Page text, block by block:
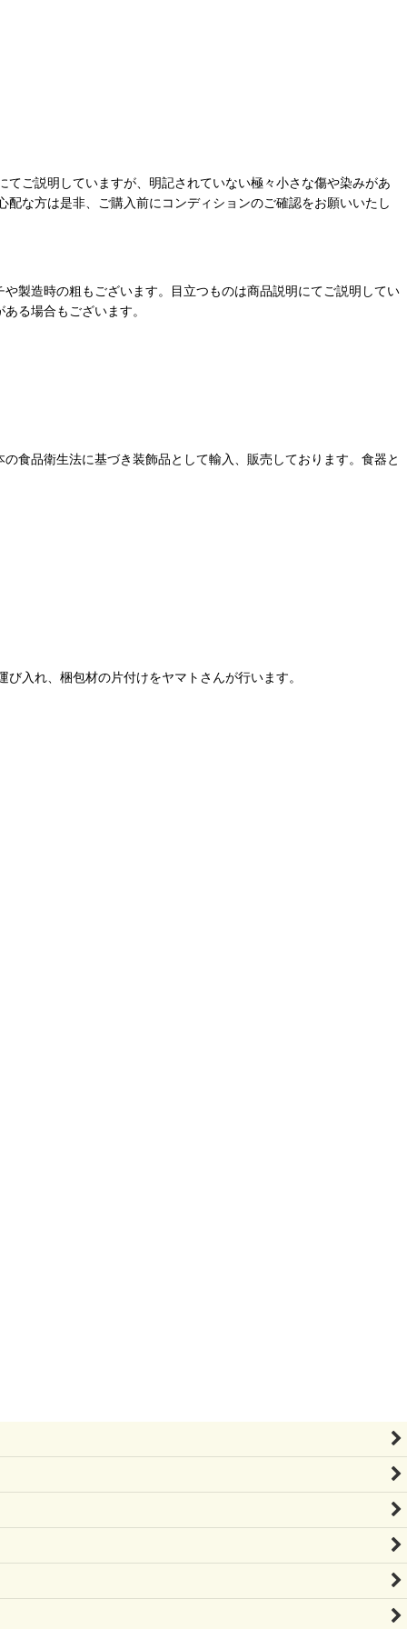
ご説明していますが、明記されていない極々小さな傷や染みがあ
な方は是非、ご購入前にコンディションのご確認をお願いいたし
製造時の粗もございます。目立つものは商品説明にてご説明してい
る場合もございます。
食品衛生法に基づき装飾品として輸入、販売しております。食器と
入れ、梱包材の片付けをヤマトさんが行います。